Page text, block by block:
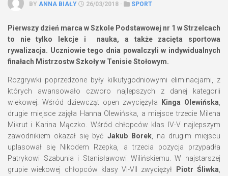
BY ANNA BIAŁY 26/03/2018 · SPORT
Pierwszy dzień marca w Szkole Podstawowej nr 1 w Strzelcach
to nie tylko lekcje i nauka, a także zacięta sportowa
rywalizacja. Uczniowie tego dnia powalczyli w indywidualnych
finałach Mistrzostw Szkoły w Tenisie Stołowym.
Rozgrywki poprzedzone były kilkutygodniowymi eliminacjami, z
których awansowało czworo najlepszych z danej kategorii
wiekowej. Wśród dziewcząt open zwyciężyła
Kinga Olewińska
drugie miejsce zajęła Hanna Olewińska, a miejsce trzecie Milena
Mikrut i Karina Mączko. Wśród chłopców klas IV-V najlepszym
zawodnikiem okazał się być Jakub Borek, na drugim miejscu
uplasował się Nikodem Rzepka, a trzecia pozycja przypadła
Patrykowi Szabunia i Stanisławowi Wilińskiemu. W najstarszej
grupie wiekowej chłopców klasy VI-VII zwyciężył
Piotr Śliwka